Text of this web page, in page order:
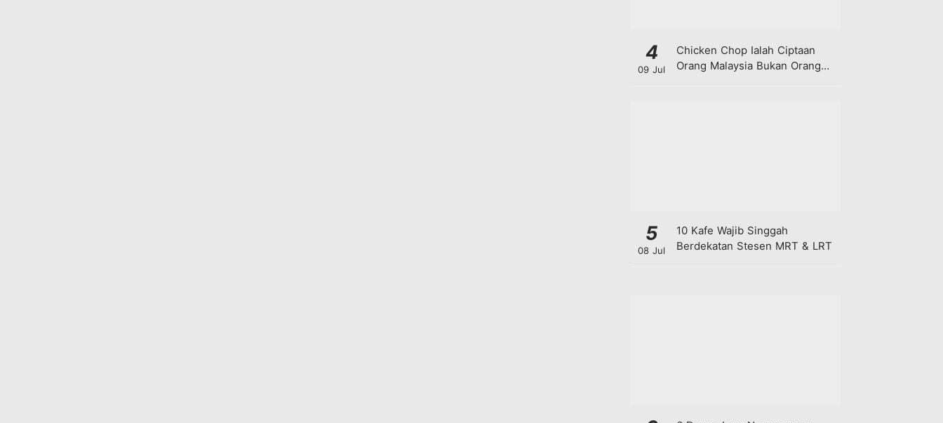
4
09 Jul
Chicken Chop Ialah Ciptaan
Orang Malaysia Bukan Orang
5
08 Jul
10 Kafe Wajib Singgah
Berdekatan Stesen MRT & LRT